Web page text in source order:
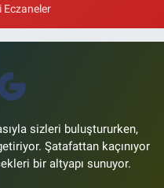
33 Akvaryum Yanı Akua Florya
Eczaneler
sizleri buluştururken,
Şatafattan kaçınıyor
bir altyapı sunuyor.